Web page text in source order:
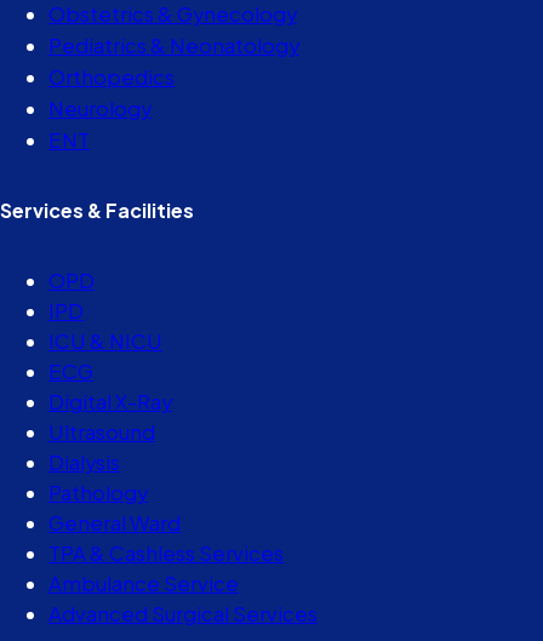
Obstetrics & Gynecology
Pediatrics & Neonatology
Orthopedics
Neurology
ENT
Services & Facilities
OPD
IPD
ICU & NICU
ECG
Digital X-Ray
Ultrasound
Dialysis
Pathology
General Ward
TPA & Cashless Services
Ambulance Service
Advanced Surgical Services